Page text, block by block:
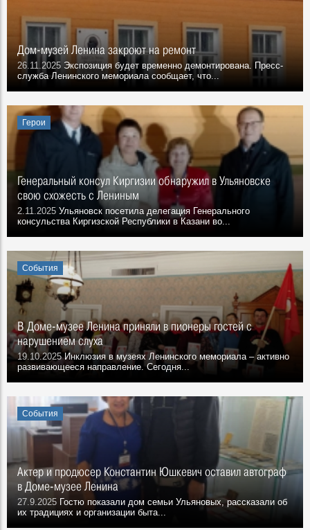
Дом-музей Ленина закроют на ремонт
26.11.2025 Экспозиция будет временно демонтирована. Пресс-
служба Ленинского мемориала сообщает, что...
Герои
Генеральный консул Киргизии обнаружил в Ульяновске
свою схожесть с Лениным
2.11.2025 Ульяновск посетила делегация Генерального
консульства Киргизской Республики в Казани во...
События
В Доме-музее Ленина приняли в пионеры гостей с
нарушением слуха
19.10.2025Инклюзия в музеях Ленинского мемориала – активно
развивающееся направление. Сегодня...
События
Актер и продюсер Константин Юшкевич оставил автограф
в Доме-музее Ленина
27.9.2025 Гостю показали дом семьи Ульяновых, рассказали об
их традициях и организации быта...